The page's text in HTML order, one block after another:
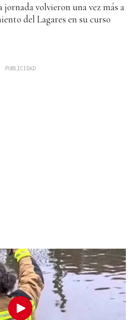
jornada volvieron una vez más a
del Lagares en su curso